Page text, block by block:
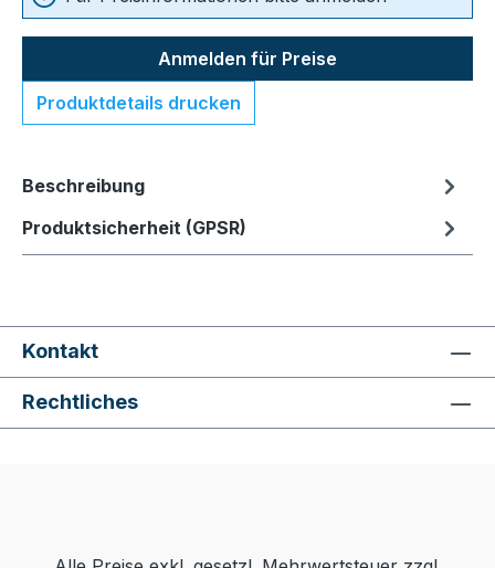
Anmelden für Preise
Produktdetails drucken
Beschreibung
Produktsicherheit (GPSR)
Kontakt
Rechtliches